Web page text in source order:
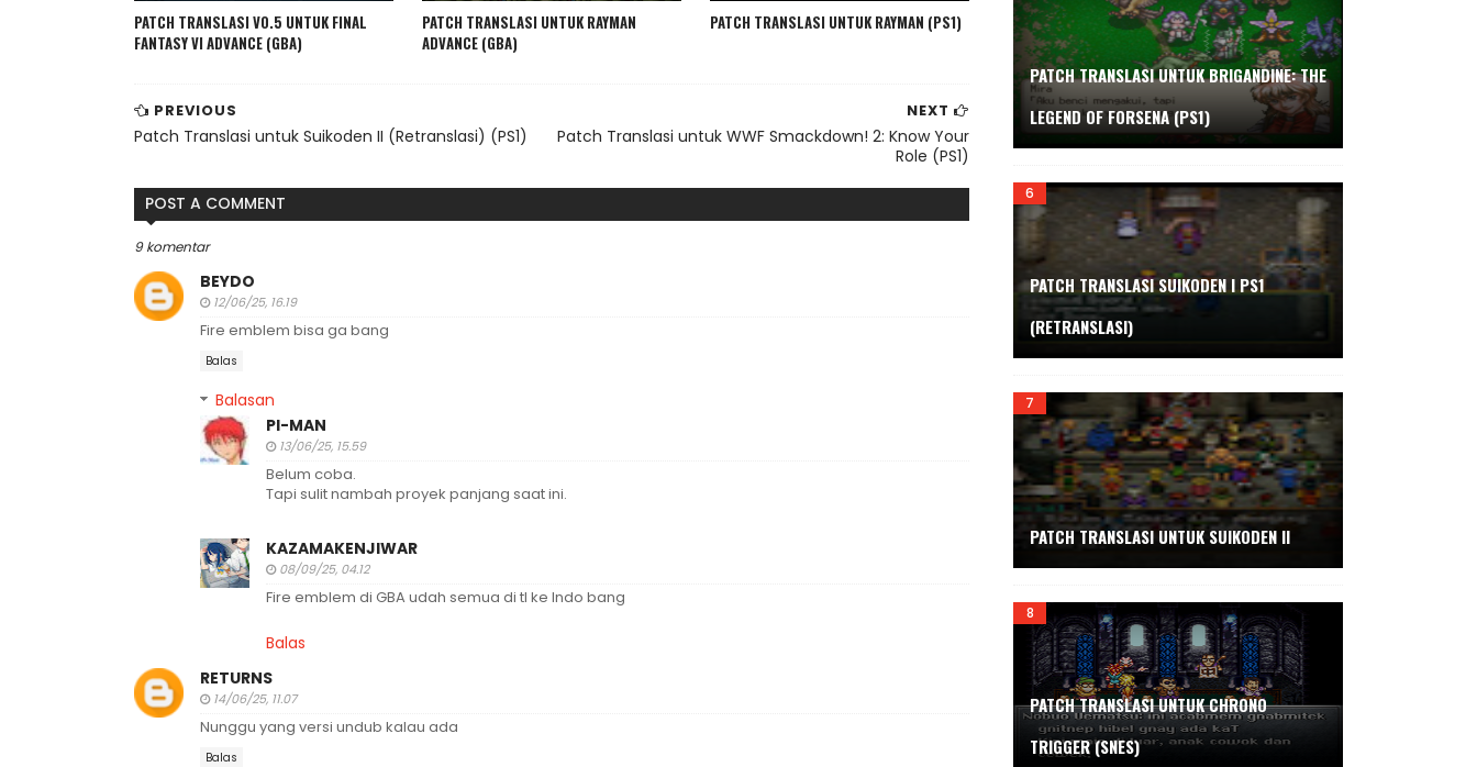
PATCH TRANSLASI V0.5 UNTUK FINAL
FANTASY VI ADVANCE (GBA)
PATCH TRANSLASI UNTUK RAYMAN
ADVANCE (GBA)
PATCH TRANSLASI UNTUK RAYMAN (PS1)
NEXT
Patch Translasi untuk WWF Smackdown! 2: Know Your
Role (PS1)
PREVIOUS
Patch Translasi untuk Suikoden II (Retranslasi) (PS1)
POST A COMMENT
9 komentar
BEYDO
12/06/25, 16.19
Fire emblem bisa ga bang
Balas
Balasan
PI-MAN
13/06/25, 15.59
Belum coba.
Tapi sulit nambah proyek panjang saat ini.
KAZAMAKENJIWAR
08/09/25, 04.12
Fire emblem di GBA udah semua di tl ke Indo bang
Balas
RETURNS
14/06/25, 11.07
Nunggu yang versi undub kalau ada
Balas
PATCH TRANSLASI UNTUK BRIGANDINE: THE
LEGEND OF FORSENA (PS1)
PATCH TRANSLASI SUIKODEN I PS1
(RETRANSLASI)
PATCH TRANSLASI UNTUK SUIKODEN II
PATCH TRANSLASI UNTUK CHRONO
TRIGGER (SNES)